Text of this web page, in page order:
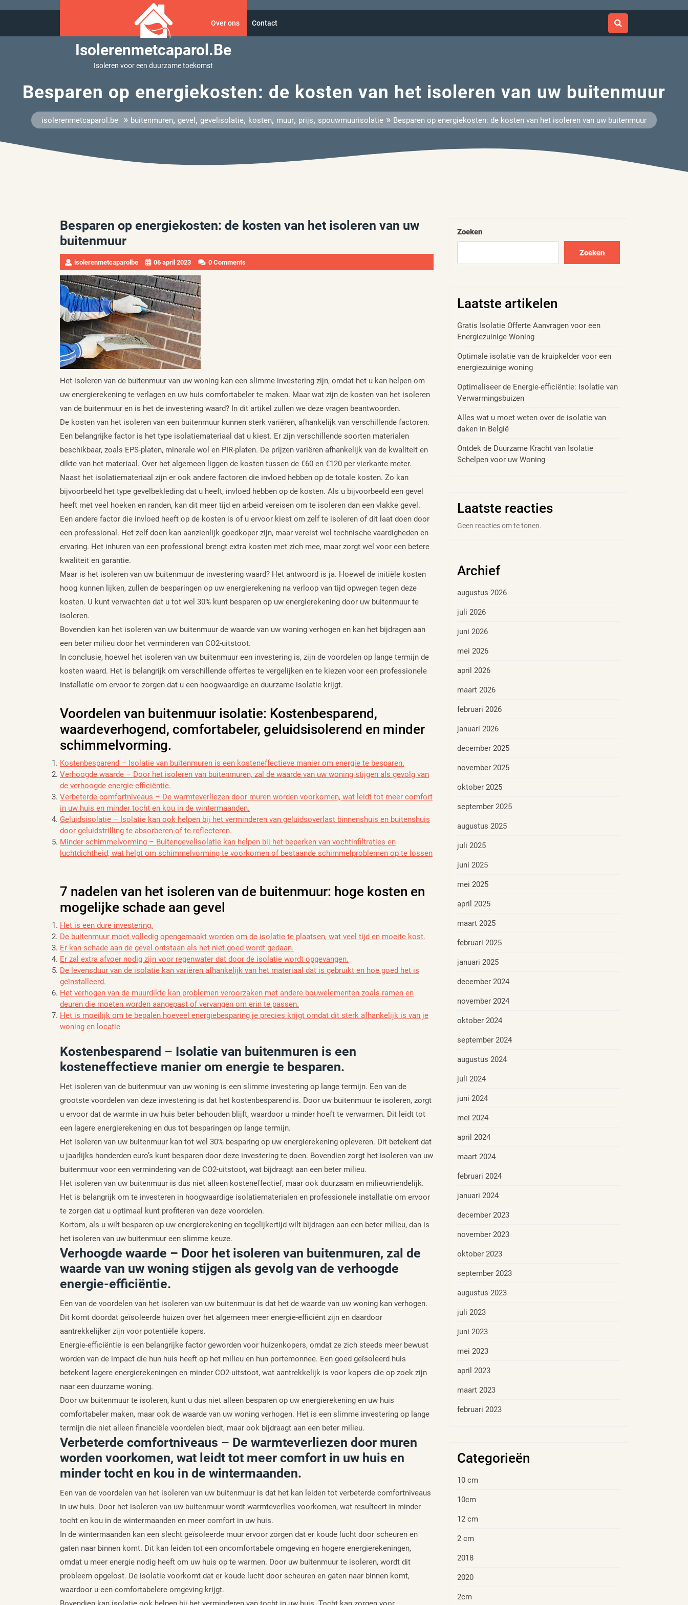
Isolerenmetcaparol.be
Isoleren voor een duurzame toekomst
Over ons Contact
Besparen op energiekosten: de kosten van het isoleren van uw buitenmuur
isolerenmetcaparol.be » buitenmuren, gevel , gevelisolatie, kosten, muur, prijs, spouwmuurisolatie » Besparen op energiekosten: de kosten van het isoleren van uw buitenmuur
Besparen op energiekosten: de kosten van het isoleren van uw
buitenmuur
isolerenmetcaparolbe 06 april 2023 0 Comments
Het isoleren van de buitenmuur van uw woning kan een slimme investering zijn, omdat het u kan helpen om
uw energierekening te verlagen en uw huis comfortabeler te maken. Maar wat zijn de kosten van het isoleren
van de buitenmuur en is het de investering waard? In dit artikel zullen we deze vragen beantwoorden.
De kosten van het isoleren van een buitenmuur kunnen sterk variëren, afhankelijk van verschillende factoren.
Een belangrijke factor is het type isolatiemateriaal dat u kiest. Er zijn verschillende soorten materialen
beschikbaar, zoals EPS-platen, minerale wol en PIR-platen. De prijzen variëren afhankelijk van de kwaliteit en
dikte van het materiaal. Over het algemeen liggen de kosten tussen de €60 en €120 per vierkante meter.
Naast het isolatiemateriaal zijn er ook andere factoren die invloed hebben op de totale kosten. Zo kan
bijvoorbeeld het type gevelbekleding dat u heeft, invloed hebben op de kosten. Als u bijvoorbeeld een gevel
heeft met veel hoeken en randen, kan dit meer tijd en arbeid vereisen om te isoleren dan een vlakke gevel.
Een andere factor die invloed heeft op de kosten is of u ervoor kiest om zelf te isoleren of dit laat doen door
een professional. Het zelf doen kan aanzienlijk goedkoper zijn, maar vereist wel technische vaardigheden en
ervaring. Het inhuren van een professional brengt extra kosten met zich mee, maar zorgt wel voor een betere
kwaliteit en garantie.
Maar is het isoleren van uw buitenmuur de investering waard? Het antwoord is ja. Hoewel de initiële kosten
hoog kunnen lijken, zullen de besparingen op uw energierekening na verloop van tijd opwegen tegen deze
kosten. U kunt verwachten dat u tot wel 30% kunt besparen op uw energierekening door uw buitenmuur te
isoleren.
Bovendien kan het isoleren van uw buitenmuur de waarde van uw woning verhogen en kan het bijdragen aan
een beter milieu door het verminderen van CO2-uitstoot.
In conclusie, hoewel het isoleren van uw buitenmuur een investering is, zijn de voordelen op lange termijn de
kosten waard. Het is belangrijk om verschillende offertes te vergelijken en te kiezen voor een professionele
installatie om ervoor te zorgen dat u een hoogwaardige en duurzame isolatie krijgt.
Voordelen van buitenmuur isolatie: Kostenbesparend,
waardeverhogend, comfortabeler, geluidsisolerend en minder
schimmelvorming.
Kostenbesparend – Isolatie van buitenmuren is een kosteneffectieve manier om energie te besparen.
Verhoogde waarde – Door het isoleren van buitenmuren, zal de waarde van uw woning stijgen als gevolg van
de verhoogde energie-efficiëntie.
Verbeterde comfortniveaus – De warmteverliezen door muren worden voorkomen, wat leidt tot meer comfort
in uw huis en minder tocht en kou in de wintermaanden.
Geluidsisolatie – Isolatie kan ook helpen bij het verminderen van geluidsoverlast binnenshuis en buitenshuis
door geluidstrilling te absorberen of te reflecteren.
Minder schimmelvorming – Buitengevelisolatie kan helpen bij het beperken van vochtinfiltraties en
luchtdichtheid, wat helpt om schimmelvorming te voorkomen of bestaande schimmelproblemen op te lossen
7 nadelen van het isoleren van de buitenmuur: hoge kosten en
mogelijke schade aan gevel
Het is een dure investering.
De buitenmuur moet volledig opengemaakt worden om de isolatie te plaatsen, wat veel tijd en moeite kost.
Er kan schade aan de gevel ontstaan als het niet goed wordt gedaan.
Er zal extra afvoer nodig zijn voor regenwater dat door de isolatie wordt opgevangen.
De levensduur van de isolatie kan variëren afhankelijk van het materiaal dat is gebruikt en hoe goed het is
geïnstalleerd.
Het verhogen van de muurdikte kan problemen veroorzaken met andere bouwelementen zoals ramen en
deuren die moeten worden aangepast of vervangen om erin te passen.
Het is moeilijk om te bepalen hoeveel energiebesparing je precies krijgt omdat dit sterk afhankelijk is van je
woning en locatie
Kostenbesparend – Isolatie van buitenmuren is een
kosteneffectieve manier om energie te besparen.
Het isoleren van de buitenmuur van uw woning is een slimme investering op lange termijn. Een van de
grootste voordelen van deze investering is dat het kostenbesparend is. Door uw buitenmuur te isoleren, zorgt
u ervoor dat de warmte in uw huis beter behouden blijft, waardoor u minder hoeft te verwarmen. Dit leidt tot
een lagere energierekening en dus tot besparingen op lange termijn.
Het isoleren van uw buitenmuur kan tot wel 30% besparing op uw energierekening opleveren. Dit betekent dat
u jaarlijks honderden euro’s kunt besparen door deze investering te doen. Bovendien zorgt het isoleren van uw
buitenmuur voor een vermindering van de CO2-uitstoot, wat bijdraagt aan een beter milieu.
Het isoleren van uw buitenmuur is dus niet alleen kosteneffectief, maar ook duurzaam en milieuvriendelijk.
Het is belangrijk om te investeren in hoogwaardige isolatiematerialen en professionele installatie om ervoor
te zorgen dat u optimaal kunt profiteren van deze voordelen.
Kortom, als u wilt besparen op uw energierekening en tegelijkertijd wilt bijdragen aan een beter milieu, dan is
het isoleren van uw buitenmuur een slimme keuze.
Verhoogde waarde – Door het isoleren van buitenmuren, zal de
waarde van uw woning stijgen als gevolg van de verhoogde
energie-efficiëntie.
Een van de voordelen van het isoleren van uw buitenmuur is dat het de waarde van uw woning kan verhogen.
Dit komt doordat geïsoleerde huizen over het algemeen meer energie-efficiënt zijn en daardoor
aantrekkelijker zijn voor potentiële kopers.
Energie-efficiëntie is een belangrijke factor geworden voor huizenkopers, omdat ze zich steeds meer bewust
worden van de impact die hun huis heeft op het milieu en hun portemonnee. Een goed geïsoleerd huis
betekent lagere energierekeningen en minder CO2-uitstoot, wat aantrekkelijk is voor kopers die op zoek zijn
naar een duurzame woning.
Door uw buitenmuur te isoleren, kunt u dus niet alleen besparen op uw energierekening en uw huis
comfortabeler maken, maar ook de waarde van uw woning verhogen. Het is een slimme investering op lange
termijn die niet alleen financiële voordelen biedt, maar ook bijdraagt aan een beter milieu.
Verbeterde comfortniveaus – De warmteverliezen door muren
worden voorkomen, wat leidt tot meer comfort in uw huis en
minder tocht en kou in de wintermaanden.
Een van de voordelen van het isoleren van uw buitenmuur is dat het kan leiden tot verbeterde comfortniveaus
in uw huis. Door het isoleren van uw buitenmuur wordt warmteverlies voorkomen, wat resulteert in minder
tocht en kou in de wintermaanden en meer comfort in uw huis.
In de wintermaanden kan een slecht geïsoleerde muur ervoor zorgen dat er koude lucht door scheuren en
gaten naar binnen komt. Dit kan leiden tot een oncomfortabele omgeving en hogere energierekeningen,
omdat u meer energie nodig heeft om uw huis op te warmen. Door uw buitenmuur te isoleren, wordt dit
probleem opgelost. De isolatie voorkomt dat er koude lucht door scheuren en gaten naar binnen komt,
waardoor u een comfortabelere omgeving krijgt.
Zoeken
Zoeken
Laatste artikelen
Gratis Isolatie Offerte Aanvragen voor een
Energiezuinige Woning
Optimale isolatie van de kruipkelder voor een
energiezuinige woning
Optimaliseer de Energie-efficiëntie: Isolatie van
Verwarmingsbuizen
Alles wat u moet weten over de isolatie van
daken in België
Ontdek de Duurzame Kracht van Isolatie
Schelpen voor uw Woning
Laatste reacties
Geen reacties om te tonen.
Archief
augustus 2026
juli 2026
juni 2026
mei 2026
april 2026
maart 2026
februari 2026
januari 2026
december 2025
november 2025
oktober 2025
september 2025
augustus 2025
juli 2025
juni 2025
mei 2025
april 2025
maart 2025
februari 2025
januari 2025
december 2024
november 2024
oktober 2024
september 2024
augustus 2024
juli 2024
juni 2024
mei 2024
april 2024
maart 2024
februari 2024
januari 2024
december 2023
november 2023
oktober 2023
september 2023
augustus 2023
juli 2023
juni 2023
mei 2023
april 2023
maart 2023
februari 2023
Categorieën
10 cm
10cm
12 cm
2 cm
2018
2020
2cm